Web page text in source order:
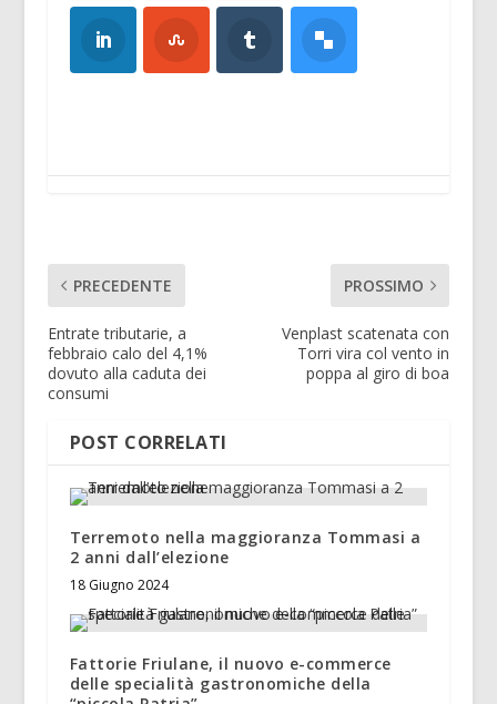
PRECEDENTE
Entrate tributarie, a
febbraio calo del 4,1%
dovuto alla caduta dei
consumi
PROSSIMO
Venplast scatenata con
Torri vira col vento in
poppa al giro di boa
POST CORRELATI
Terremoto nella maggioranza Tommasi a
2 anni dall’elezione
18 Giugno 2024
Fattorie Friulane, il nuovo e-commerce
delle specialità gastronomiche della